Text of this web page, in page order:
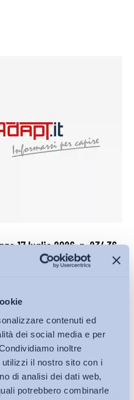
contenuti ed
dei social media e per
inoltre
il nostro sito con i
di analisi dei dati web,
potrebbero combinarle
17 luglio 2026, n. 23436